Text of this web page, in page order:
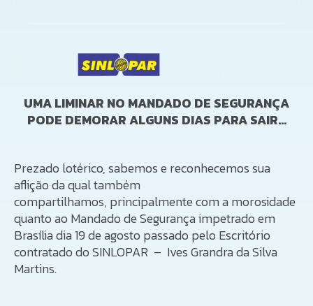
UMA LIMINAR NO MANDADO DE SEGURANÇA
PODE DEMORAR ALGUNS DIAS PARA SAIR…
Prezado lotérico, sabemos e reconhecemos sua
aflição da qual também
compartilhamos, principalmente com a morosidade
quanto ao Mandado de Segurança impetrado em
Brasília dia 19 de agosto passado pelo Escritório
contratado do SINLOPAR – Ives Grandra da Silva
Martins.